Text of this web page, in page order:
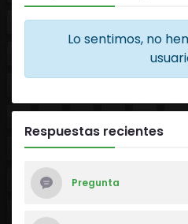
Lo sentimos, no
Respuestas recientes
Pregunta